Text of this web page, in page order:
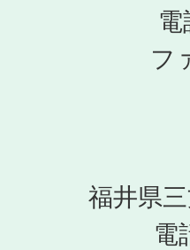
フ
福井県
電